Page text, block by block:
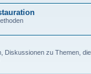
Diskussionen zu Themen,